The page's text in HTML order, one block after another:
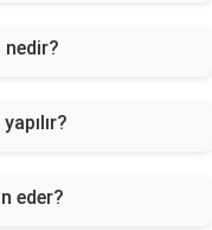
nedir?
eder?